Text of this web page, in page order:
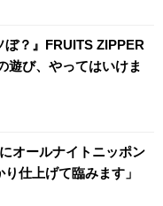
ぼ？』FRUITS ZIPPER
遊び、やってはいけま
オールナイトニッポン
仕上げて臨みます」